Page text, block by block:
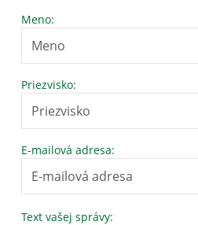
Meno:
Priezvisko:
E-mailová adresa:
Text vašej správy: